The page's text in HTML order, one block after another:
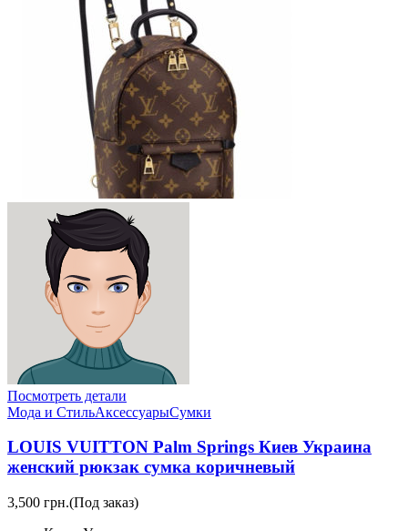
Посмотреть детали
Мода и СтильАксессуарыСумки
LOUIS VUITTON Palm Springs Киев Украина
женский рюкзак сумка коричневый
3,500 грн.(Под заказ)